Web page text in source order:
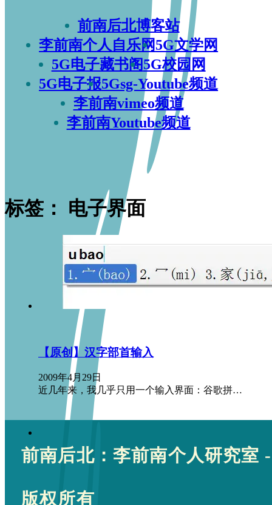
前南后北博客站
李前南个人自乐网5G文学网
5G电子藏书阁5G校园网
5G电子报5Gsg-Youtube频道
李前南vimeo频道
李前南Youtube频道
标签： 电子界面
【原创】汉字部首输入
2009年4月29日
近几年来，我几乎只用一个输入界面：谷歌拼…
前南后北：李前南个人研究室 -
版权所有